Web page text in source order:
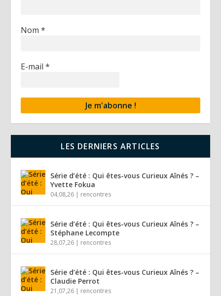
Nom*
E-mail*
LES DERNIERS ARTICLES
Série d’été : Qui êtes-vous Curieux Aînés ? –
Yvette Fokua
04,08,26 | rencontres
Série d’été : Qui êtes-vous Curieux Aînés ? –
Stéphane Lecompte
28,07,26 | rencontres
Série d’été : Qui êtes-vous Curieux Aînés ? –
Claudie Perrot
21,07,26 | rencontres